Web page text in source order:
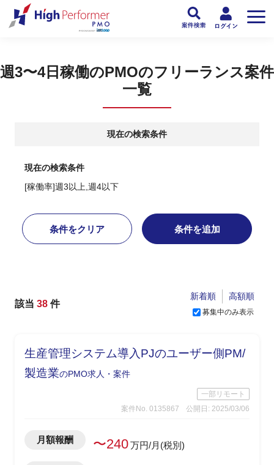
週3〜4日稼働のPMOのフリーランス案件
一覧
現在の検索条件
現在の検索条件
[稼働率]週3以上,週4以下
条件をクリア 条件を追加
該当 38 件
募集中のみ表示
新着順 高額順
生産管理システム導入PJのユーザー側PM/
製造業のPMO求人・案件
一部リモート
案件No. 0135867
公開日: 2025/03/06
月額報酬 〜240万円/月(税別)